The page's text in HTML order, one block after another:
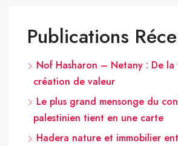
Publications
Nof Hasharon – Netany : De la
création de valeur
Le plus grand mensonge du
palestinien tient en une carte
Hadera nature et immobilier